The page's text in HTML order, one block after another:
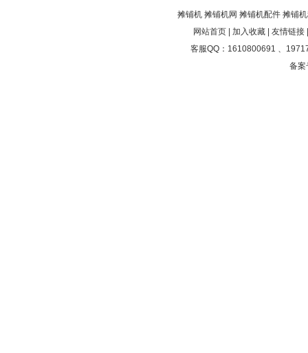
摊铺机 摊铺机网 摊铺机配件 摊铺
网站首页
加入收藏 友情链接
客服QQ：1610800691 、
备案